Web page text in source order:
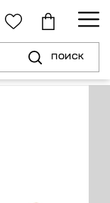
ПОИСК
защиты